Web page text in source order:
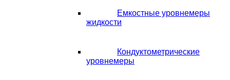
Емкостные уровнемеры
жидкости
Кондуктометрические
уровнемеры